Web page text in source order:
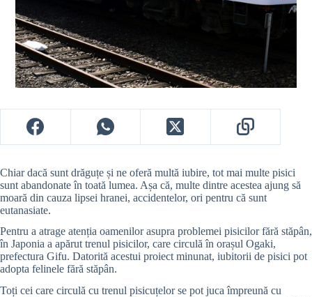
Chiar dacă sunt drăguțe și ne oferă multă iubire, tot mai multe pisici
sunt abandonate în toată lumea. Așa că, multe dintre acestea ajung să
moară din cauza lipsei hranei, accidentelor, ori pentru că sunt
eutanasiate.
Pentru a atrage atenția oamenilor asupra problemei pisicilor fără stăpân,
în Japonia a apărut trenul pisicilor, care circulă în orașul Ogaki,
prefectura Gifu. Datorită acestui proiect minunat, iubitorii de pisici pot
adopta felinele fără stăpân.
Toți cei care circulă cu trenul pisicuțelor se pot juca împreună cu